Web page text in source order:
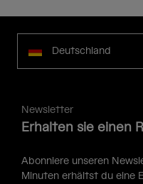
Deutschland
Newsletter
Erhalten sie einen
Abonniere unseren
Minuten erhältst du eine